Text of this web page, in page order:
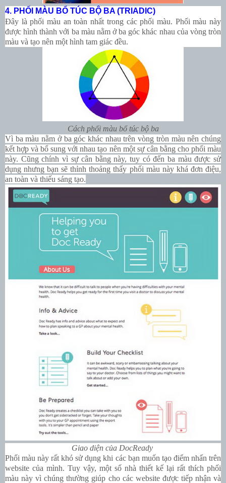
4. PHỐI MÀU BỔ TÚC BỘ BA (TRIADIC)
Đây là phối màu an toàn nhất trong các phối màu. Phối màu này
được hình thành với ba màu nằm ở ba góc khác nhau của vòng tròn
màu và tạo nên một hình tam giác đều.
Cách phối màu bổ túc bộ ba
Vì ba màu nằm ở ba góc khác nhau trên vòng tròn màu nên chúng
kết hợp và bổ sung với nhau tạo nên một sự cân bằng cho phối màu
này. Cũng chính vì sự cân bằng này, tuy có đến ba màu được sử
dụng nhưng bạn sẽ thỉnh thoảng thấy phối màu này khá đơn điệu,
an toàn và thiếu sáng tạo.
Giao diện của DocReady
Phối màu này rất khó sử dụng khi các bạn muốn tạo điểm nhấn trên
website của mình. Tuy vậy, một số nhà thiết kế lại rất thích phối
màu này vì chúng thường giúp cho các website được tiếp nhận và